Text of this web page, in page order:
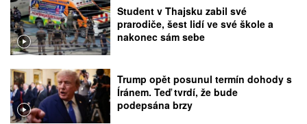
Student v Thajsku zabil své
prarodiče, šest lidí ve své škole a
nakonec sám sebe
Trump opět posunul termín dohody s
Íránem. Teď tvrdí, že bude
podepsána brzy